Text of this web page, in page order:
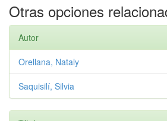
Otras opciones
Autor
Orellana, Nataly
Saquisilí, Silvia